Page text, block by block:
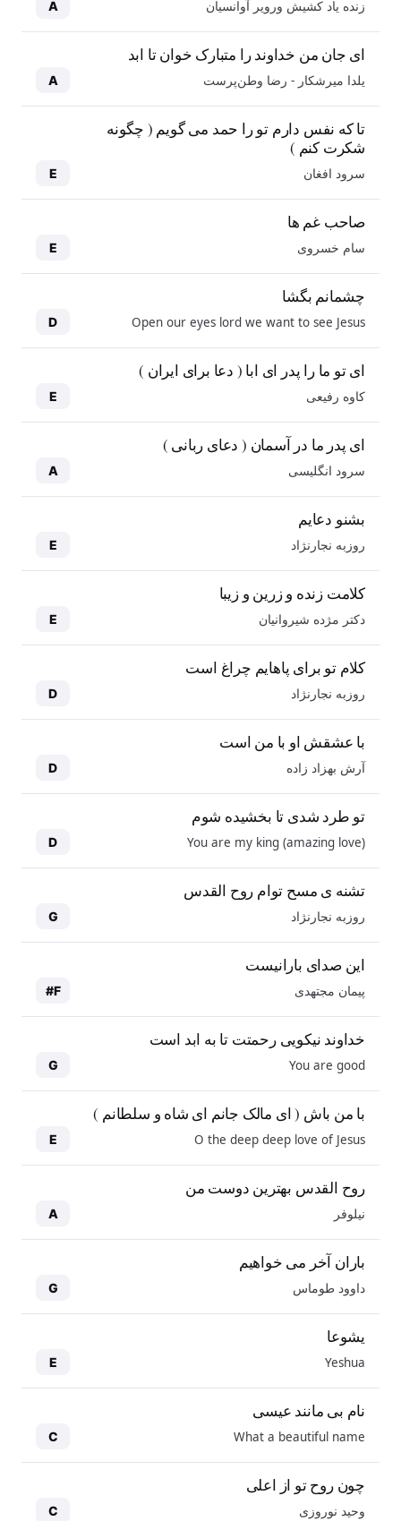
زنده یاد کشیش ورویر آوانسیان A
ای جان من خداوند را متبارک خوان تا ابد
یلدا میرشکار - رضا وطن‌پرست A
تا که نفس دارم تو را حمد می گویم ( چگونه
شکرت کنم )
سرود افغان E
صاحب غم ها
سام خسروی E
چشمانم بگشا
Open our eyes lord we want to see Jesus
D
ای تو ما را پدر ای ابا ( دعا برای ایران )
کاوه رفیعی E
ای پدر ما در آسمان ( دعای ربانی )
سرود انگلیسی A
بشنو دعایم
روزبه نجارنژاد E
کلامت زنده و زرین و زیبا
دکتر مژده شیروانیان E
کلام تو برای پاهایم چراغ است
روزبه نجارنژاد D
با عشقش او با من است
آرش بهزاد زاده D
تو طرد شدی تا بخشیده شوم
You are my king (amazing love)
D
تشنه ی مسح توام روح القدس
روزبه نجارنژاد G
این صدای بارانیست
پیمان مجتهدی F#
خداوند نیکویی رحمتت تا به ابد است
You are good
G
با من باش ( ای مالک جانم ای شاه و سلطانم )
O the deep deep love of Jesus
E
روح القدس بهترین دوست من
نیلوفر A
باران آخر می خواهیم
داوود طوماس G
یشوعا
Yeshua
E
نام بی مانند عیسی
What a beautiful name
C
چون روح تو از اعلی
وحید نوروزی C